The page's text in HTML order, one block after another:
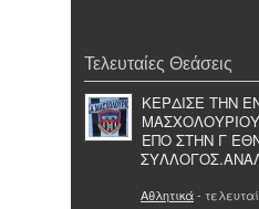
Τελευταίες Θεάσεις
ΚΕΡΔΙΣΕ ΤΗΝ
ΕΠΟ ΣΤΗΝ Γ
Αθλητικά-